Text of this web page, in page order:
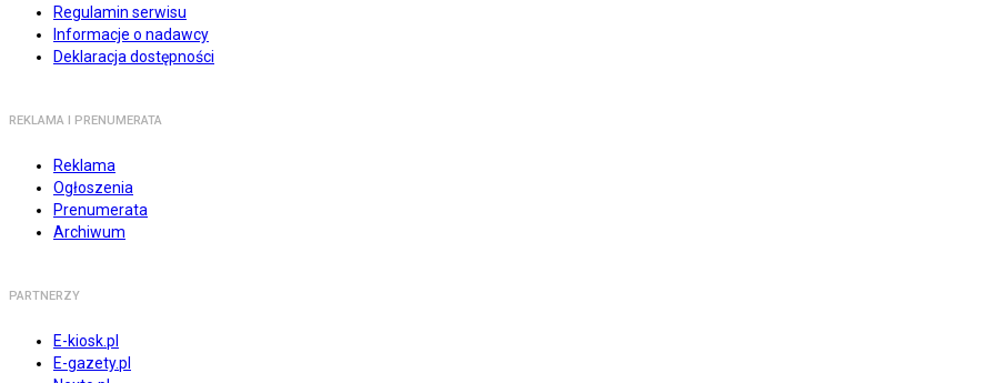
Regulamin serwisu
Informacje o nadawcy
Deklaracja dostępności
REKLAMA I PRENUMERATA
Reklama
Ogłoszenia
Prenumerata
Archiwum
PARTNERZY
E-kiosk.pl
E-gazety.pl